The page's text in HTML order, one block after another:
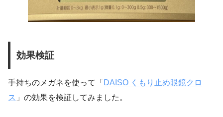
効果検証
手持ちのメガネを使って「 DAISO くもり止め眼鏡クロ
ス 」の効果を検証してみました。